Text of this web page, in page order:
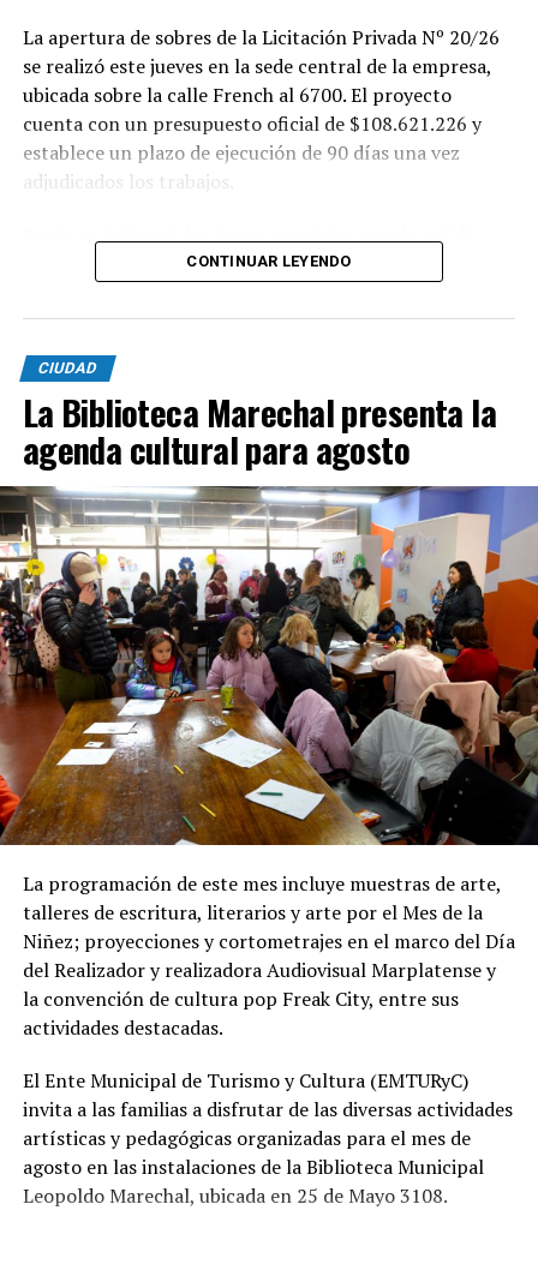
La apertura de sobres de la Licitación Privada Nº 20/26
se realizó este jueves en la sede central de la empresa,
ubicada sobre la calle French al 6700. El proyecto
cuenta con un presupuesto oficial de $108.621.226 y
establece un plazo de ejecución de 90 días una vez
adjudicados los trabajos.
agua potable incluyen la colocación de unos 355 metros
ejecución de 29 conexiones domiciliarias. Los trabajos se
desarrollarán en distintos sectores comprendidos por
las calles Pehuajó, Sicilia, Génova y Génova Bis.
En paralelo, la intervención contempla la extensión de
la red cloacal mediante la instalación de 234 metros de
cañerías colectoras, la realización de 31 conexiones
domiciliarias y la construcción de seis bocas de registro.
Además de la infraestructura subterránea, el proyecto
prevé la reconstrucción de veredas y pavimentos
afectados por las excavaciones, así como la reposición
de material granular en las calles intervenidas.
Desde OSSE destacaron que la ampliación del sistema
cloacal representa un aporte importante para la
protección ambiental, ya que permite disminuir la
utilización de pozos absorbentes y contribuye a
preservar las napas de agua subterránea, además de
mejorar las condiciones de higiene y salubridad para los
vecinos.
Tras la apertura de sobres, el expediente continuará su
recorrido administrativo con la intervención de la
Comisión de Estudio de Ofertas y Adjudicación, que
tendrá a su cargo la evaluación de las propuestas
obra.
CONTINUAR LEYENDO
CIUDAD
La Biblioteca Marechal presenta la
agenda cultural para agosto
La programación de este mes incluye muestras de arte,
talleres de escritura, literarios y arte por el Mes de la
Niñez; proyecciones y cortometrajes en el marco del Día
del Realizador y realizadora Audiovisual Marplatense y
la convención de cultura pop Freak City, entre sus
actividades destacadas.
El Ente Municipal de Turismo y Cultura (EMTURyC)
invita a las familias a disfrutar de las diversas actividades
artísticas y pedagógicas organizadas para el mes de
agosto en las instalaciones de la Biblioteca Municipal
Leopoldo Marechal, ubicada en 25 de Mayo 3108.